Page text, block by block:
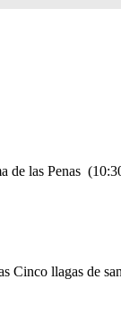
de las Penas
Cinco llagas de